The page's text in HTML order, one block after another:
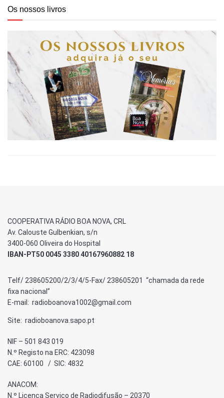
Os nossos livros
COOPERATIVA RÁDIO BOA NOVA, CRL
Av. Calouste Gulbenkian, s/n
3400-060 Oliveira do Hospital
IBAN-PT50 0045 3380 40167960882 18
Telf/ 238605200/2/3/4/5-Fax/ 238605201 “chamada da rede
fixa nacional”
E-mail: radioboanova1002@gmail.com
Site: radioboanova.sapo.pt
NIF – 501 843 019
N.º Registo na ERC: 423098
CAE: 60100 / SIC: 4832
ANACOM:
N.º Licença Serviço de Radiodifusão – 20370